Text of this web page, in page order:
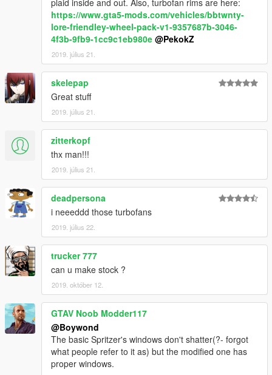
plaid inside and out. Also, turbofan rims are here:
https://www.gta5-mods.com/vehicles/bbtwnty-
lore-friendley-wheel-pack-v1-9357687b-3046-
4f3b-9fb9-1cc9c1eb980e @PekokZ
2019. július 21.
skelepap
Great stuff
2019. július 21.
zitterkopf
thx man!!!
2019. július 21.
deadpersona
i neeeddd those turbofans
2019. július 22.
trucker 777
can u make stock ?
2019. október 12.
GTAV Noob Modder117
@Boywond
The basic Spritzer's windows don't shatter(?- forgot
what people refer to it as) but the modified one has
proper windows.